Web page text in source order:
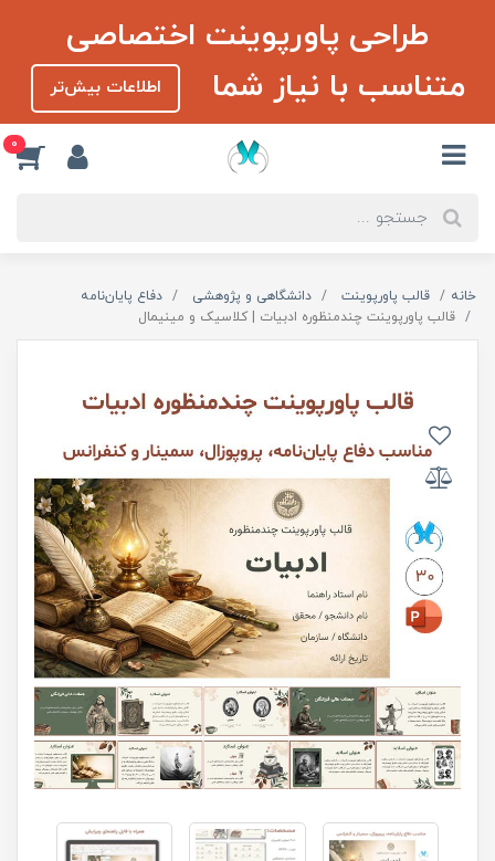
طراحی پاورپوینت اختصاصی
متناسب با نیاز شما
اطلاعات بیش‌تر
0
خانه قالب پاورپوینت دانشگاهی و پژوهشی
دفاع پایان‌نامه
قالب پاورپوینت چندمنظوره ادبیات | کلاسیک و مینیمال